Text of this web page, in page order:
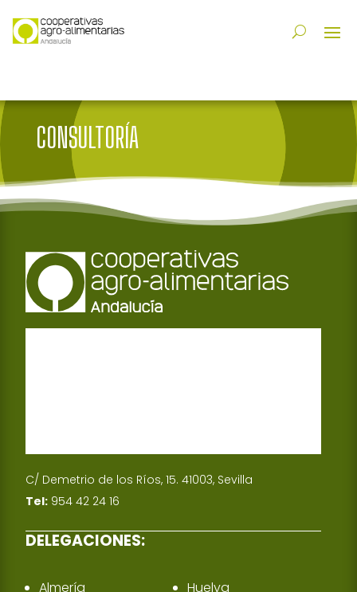
CONSULTORÍA
C/ Demetrio de los Ríos, 15. 41003, Sevilla
Tel: 954 42 24 16
DELEGACIONES:
Almería
Huelva